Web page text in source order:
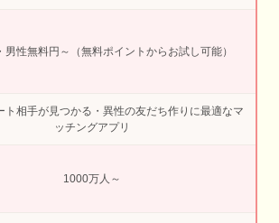
男性無料円～（無料ポイントからお試し可能）
ト相手が見つかる・異性の友だち作りに最適なマ
ッチングアプリ
1000万人～